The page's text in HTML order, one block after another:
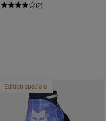
Dove.
(2)
Edition spéciale